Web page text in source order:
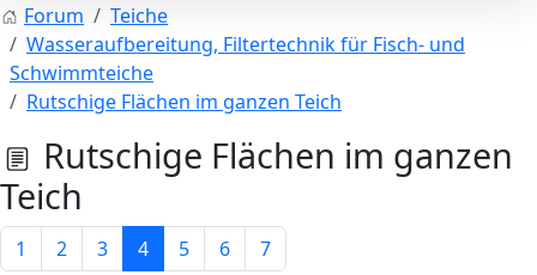
Forum
Teiche
Wasseraufbereitung, Filtertechnik für Fisch- und
Schwimmteiche
Rutschige Flächen im ganzen Teich
Rutschige Flächen im ganzen
Teich
1 2 3 4 5 6 7